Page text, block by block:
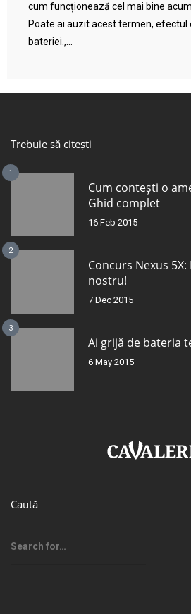
cum funcționează cel mai bine
Poate ai auzit acest termen, efectul
bateriei.,...
Trebuie să citești
1
Cum contești o
Ghid complet
16 Feb 2015
2
Concurs Nexus
nostru!
7 Dec 2015
3
Ai grijă de bateria
6 May 2015
Caută